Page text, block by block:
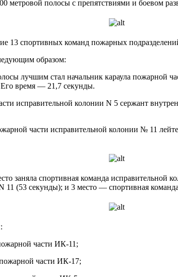
метровой полосы с препятствиями и боевом
13 спортивных команд пожарных
образом:
лучшим стал начальник караула пожарной
время — 21,7 секунды.
исправительной колонии N 5 сержант
части исправительной колонии № 11
заняла спортивная команда исправительной
11 (53 секунды); и 3 место — спортивная
части ИК-11;
части ИК-17;